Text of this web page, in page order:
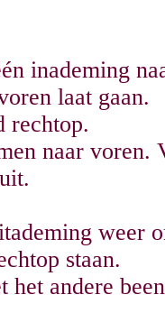
inademing
laat gaan.
rechtop.
naar voren.
weer
staan.
het andere